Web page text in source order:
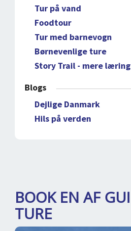
Tur på vand
Foodtour
Tur med barnevogn
Børnevenlige ture
Story Trail - mere læring
Blogs
Dejlige Danmark
Hils på verden
BOOK EN AF
TURE